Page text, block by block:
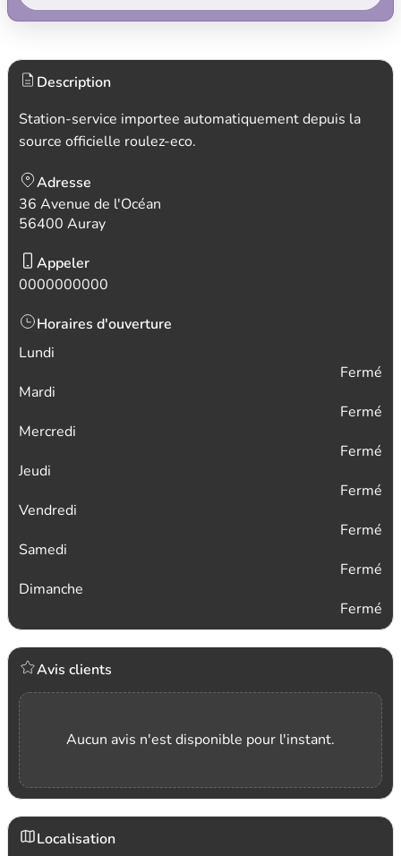
Description
Station-service importee automatiquement depuis la
source officielle roulez-eco.
Adresse
36 Avenue de l'Océan
56400 Auray
Appeler
0000000000
Horaires d'ouverture
Lundi
Fermé
Mardi
Fermé
Mercredi
Fermé
Jeudi
Fermé
Vendredi
Fermé
Samedi
Fermé
Dimanche
Fermé
Avis clients
Aucun avis n'est disponible pour l'instant.
Localisation